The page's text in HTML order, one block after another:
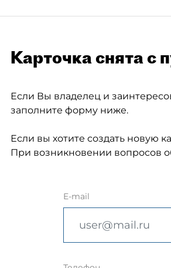
Карточка снята с
Если Вы владелец и
заполните форму ниже.
Если вы хотите создать новую
При возникновении вопросов
E-mail